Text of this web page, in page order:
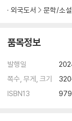
외국도서 문학/소설
품목정보
발행일
쪽수, 무게, 크기
ISBN13